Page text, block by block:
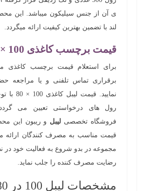
ی آن از جنس سیلیکون میباشد. این
لند با تضمین بهترین کیفیت ارائه میگردد.
قیمت برچسب کاغذی 100 × 80
برای استعلام قیمت برچسب کاغذی می
برقراری تماس تلفنی و یا مراجعه
نمایید. قیمت
رول های درخواستی تعیین می
فروشگاه تخصصی لیبل و ریبون این
قیمت مناسب به مصرف کنندگان ارائه
مجموعه در بدو شروع به فعالیت خود در
رضایت مصرف کننده را جلب نماید.